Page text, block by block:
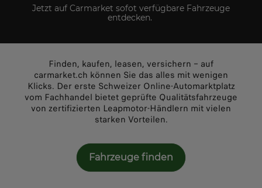
Jetzt auf Carmarket sofot verfügbare Fahrzeuge
entdecken.
Finden, kaufen, leasen, versichern – auf
carmarket.ch können Sie das alles mit wenigen
Klicks. Der erste Schweizer Online-Automarktplatz
vom Fachhandel bietet geprüfte Qualitätsfahrzeuge
von zertifizierten Leapmotor-Händlern mit vielen
starken Vorteilen.
Fahrzeuge finden